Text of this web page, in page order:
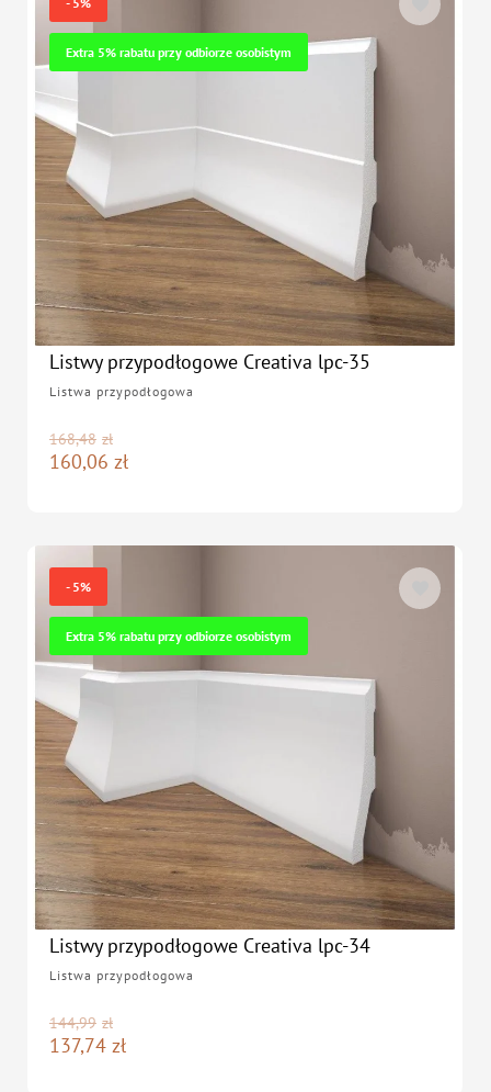
Extra 5% rabatu przy odbiorze osobistym
Listwy przypodłogowe Creativa lpc-35
Listwa przypodłogowa
zł
168,48
zł
160,06
- 5%
Extra 5% rabatu przy odbiorze osobistym
Listwy przypodłogowe Creativa lpc-34
Listwa przypodłogowa
zł
144,99
zł
137,74